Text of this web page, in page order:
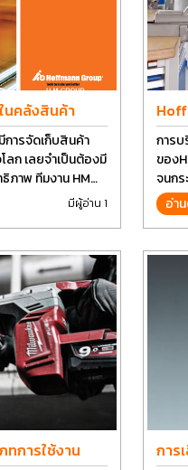
นคลังสินค้า
การจัดเก็บสินค้า
ลก เลยจำเป็นต้องมี
ภาพ ทีมงาน HM
บ่งปันกัน
มีผู้อ่าน 1
การ
ของ
จนกร
มั่นเ
ต้นทุน
อ่า
ทการใช้งาน การ